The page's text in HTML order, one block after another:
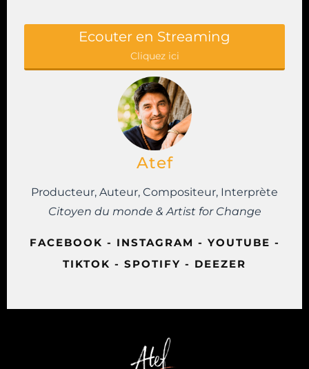
Ecouter en Streaming
Cliquez ici
Atef
Producteur, Auteur, Compositeur, Interprète
Citoyen du monde & Artist for Change
FACEBOOK - INSTAGRAM - YOUTUBE -
TIKTOK - SPOTIFY - DEEZER